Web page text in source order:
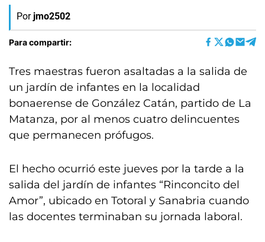
Por jmo2502
Para compartir:
Tres maestras fueron asaltadas a la salida de
un jardín de infantes en la localidad
bonaerense de González Catán, partido de La
Matanza, por al menos cuatro delincuentes
que permanecen prófugos.
El hecho ocurrió este jueves por la tarde a la
salida del jardín de infantes “Rinconcito del
Amor”, ubicado en Totoral y Sanabria cuando
las docentes terminaban su jornada laboral.